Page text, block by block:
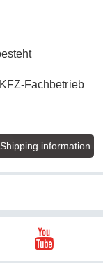
Fachbetrieb
Shipping information